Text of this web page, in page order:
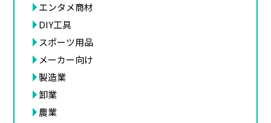
エンタメ商材
DIY工具
スポーツ用品
メーカー向け
製造業
卸業
農業